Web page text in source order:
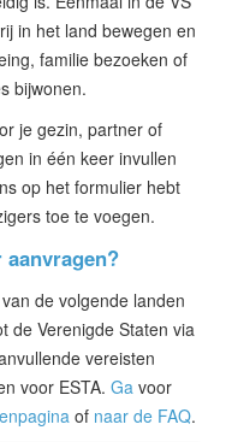
in het land bewegen en
familie bezoeken of
bijwonen.
je gezin, partner of
in één keer invullen
op het formulier hebt
toe te voegen.
aanvragen?
de volgende landen
de Verenigde Staten via
vereisten
voor ESTA. Ga voor
of naar de FAQ.